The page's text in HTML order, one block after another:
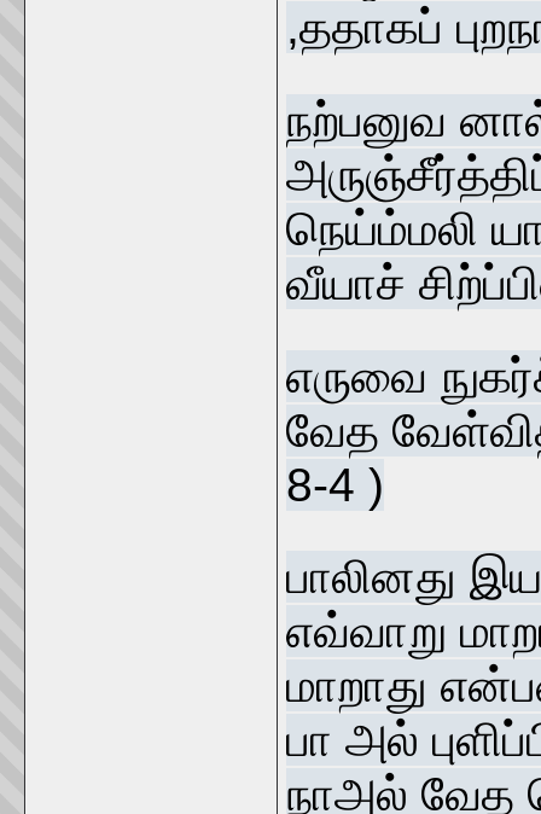
,ததாகப்
நற்பனுவ
நெய்ம்மலி
வீயாச்
எருவை
வேத
8-4 )
பாலினது
எவ்வாறு
மாறாது
பா அல்
நாஅல் வேத